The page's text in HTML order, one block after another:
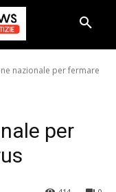
nazionale per fermare
per